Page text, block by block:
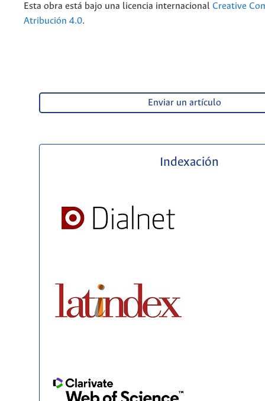
Esta obra está bajo una licencia internacional Creative
Atribución 4.0.
Enviar un artículo
Indexación